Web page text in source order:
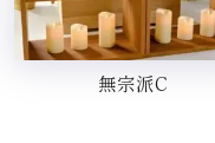
無宗派C